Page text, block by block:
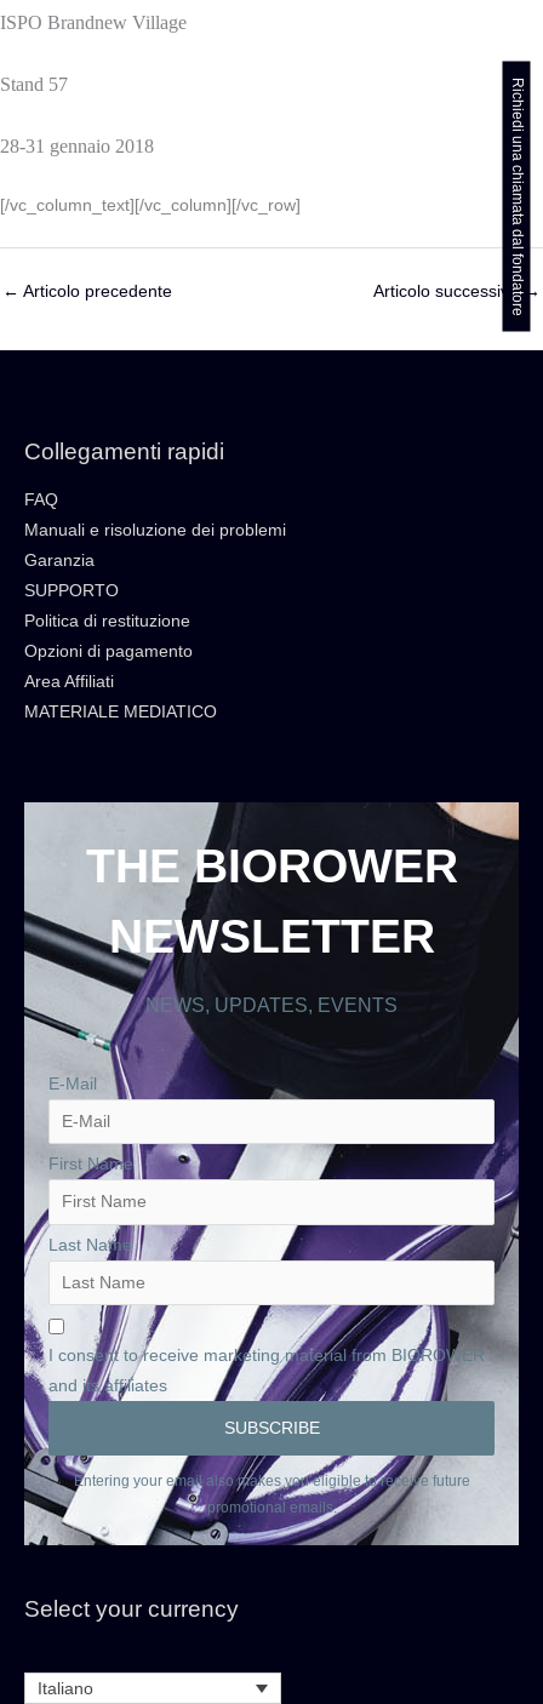
ISPO Brandnew Village
Stand 57
28-31 gennaio 2018
[/vc_column_text][/vc_column][/vc_row]
← Articolo precedente Articolo successivo →
Collegamenti rapidi
FAQ
Manuali e risoluzione dei problemi
Garanzia
SUPPORTO
Politica di restituzione
Opzioni di pagamento
Area Affiliati
MATERIALE MEDIATICO
THE BIOROWER
NEWSLETTER
NEWS, UPDATES, EVENTS
E-Mail
First Name
Last Name
I consent to receive marketing material from BIOROWER
and its affiliates
Entering your email also makes you eligible to receive future
promotional emails.
Select your currency
Italiano
Richiedi una chiamata dal fondatore